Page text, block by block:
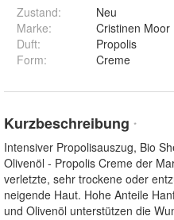
Zustand:
Neu
Marke:
Cristinen Moor
Duft:
Propolis
Form: Creme
Kurzbeschreibung *
Intensiver Propolisauszug, Bio
Olivenöl - Propolis Creme der
verletzte, sehr trockene oder
neigende Haut. Hohe Anteile
und Olivenöl unterstützen die